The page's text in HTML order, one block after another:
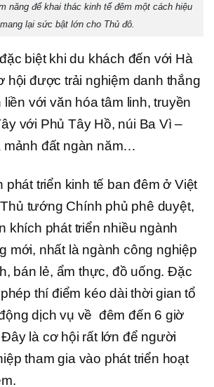
năng để khai thác kinh tế đêm một cách hiệu
lại sức bật lớn cho Thủ đô.
biệt khi du khách đến với Hà
hội được trải nghiệm danh thắng
với văn hóa tâm linh, truyền
với Phủ Tây Hồ, núi Ba Vì –
mảnh đất ngàn năm…
triển kinh tế ban đêm ở Việt
tướng Chính phủ phê duyệt,
khích phát triển nhiều ngành
mới, nhất là ngành công nghiệp
bán lẻ, ẩm thực, đồ uống. Đặc
thí điểm kéo dài thời gian tổ
dịch vụ về đêm đến 6 giờ
là cơ hội rất lớn để người
tham gia vào phát triển hoạt